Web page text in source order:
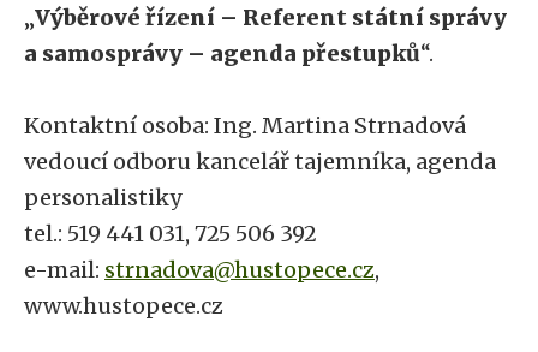
„Výběrové řízení – Referent státní správy
a samosprávy – agenda přestupků“.
Kontaktní osoba: Ing. Martina Strnadová
vedoucí odboru kancelář tajemníka, agenda
personalistiky
tel.: 519 441 031, 725 506 392
e-mail: strnadova@hustopece.cz,
www.hustopece.cz